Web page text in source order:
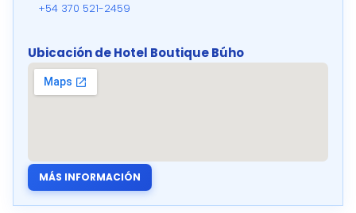
+54 370 521-2459
Ubicación de Hotel Boutique Búho
MÁS INFORMACIÓN